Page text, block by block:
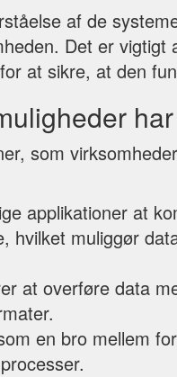
af de
Det er
at sikre, at den
som
applikationer at
hvilket muliggør
at overføre data
en bro mellem